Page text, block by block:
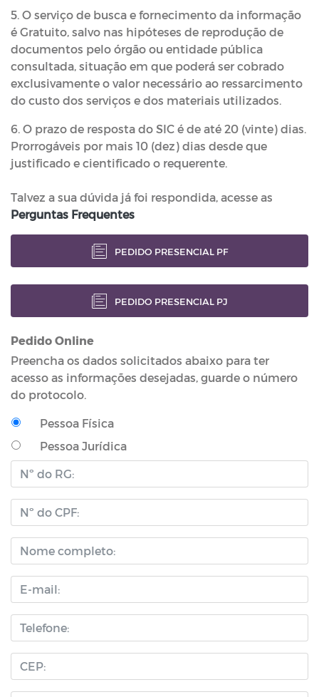
5. O serviço de busca e fornecimento da informação
é Gratuito, salvo nas hipóteses de reprodução de
documentos pelo órgão ou entidade pública
consultada, situação em que poderá ser cobrado
exclusivamente o valor necessário ao ressarcimento
do custo dos serviços e dos materiais utilizados.
6. O prazo de resposta do SIC é de até 20 (vinte) dias.
Prorrogáveis por mais 10 (dez) dias desde que
justificado e cientificado o requerente.
Talvez a sua dúvida já foi respondida, acesse as
Perguntas Frequentes
PEDIDO PRESENCIAL PF
PEDIDO PRESENCIAL PJ
Pedido Online
Preencha os dados solicitados abaixo para ter
acesso as informações desejadas, guarde o número
do protocolo.
Pessoa Física
Pessoa Jurídica